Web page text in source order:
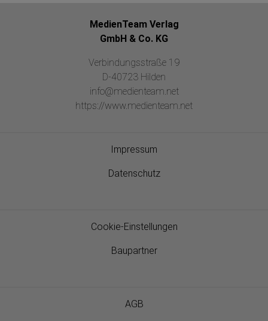
MedienTeam Verlag
GmbH & Co. KG
Verbindungsstraße 19
D-40723 Hilden
info@medienteam.net
https://www.medienteam.net
Impressum
Datenschutz
Cookie-Einstellungen
Baupartner
AGB